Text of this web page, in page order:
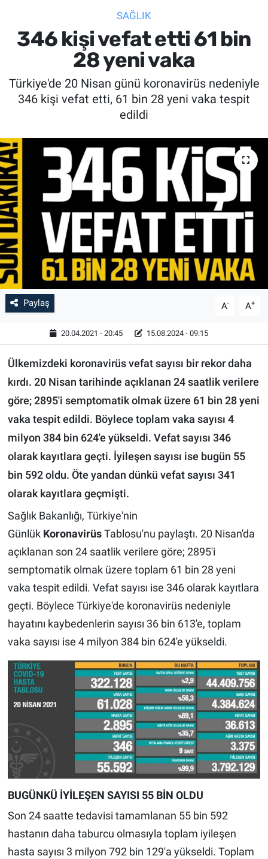
SAĞLIK
346 kişi vefat etti 61 bin
28 yeni vaka
Türkiye'de 20 Nisan günü koronavirüs nedeniyle
346 kişi vefat etti, 61 bin 28 yeni vaka tespit
edildi
Paylaş A- A+
20.04.2021 - 20:45 15.08.2024 - 09:15
Ülkemizdeki koronavirüs vefat sayısı bir rekor daha
kırdı. 20 Nisan tarihinde açıklanan 24 saatlik verilere
göre; 2895'i semptomatik olmak üzere 61 bin 28 yeni
vaka tespit edildi. Böylece toplam vaka sayısı 4
milyon 384 bin 624'e yükseldi. Vefat sayısı 346
olarak kayıtlara geçti. İyileşen sayısı ise bugün 55
bin 592 oldu. Öte yandan dünkü vefat sayısı 341
olarak kayıtlara geçmişti.
Sağlık Bakanlığı, Türkiye'nin
Günlük KoronavirüsTablosu'nu paylaştı. 20 Nisan'da
açıklanan son 24 saatlik verilere göre; 2895'i
semptomatik olmak üzere toplam 61 bin 28 yeni
vaka tespit edildi. Vefat sayısı ise 346 olarak kayıtlara
geçti. Böylece Türkiye'de koronavirüs nedeniyle
hayatını kaybedenlerin sayısı 36 bin 613'e, toplam
vaka sayısı ise 4 milyon 384 bin 624'e yükseldi.
BUGÜNKÜ İYİLEŞEN SAYISI 55 BİN OLDU
Son 24 saatte tedavisi tamamlanan 55 bin 592
hastanın daha taburcu olmasıyla toplam iyileşen
hasta sayısı 3 milyon 792 bin 129'a yükseldi. Toplam
SAĞLIK